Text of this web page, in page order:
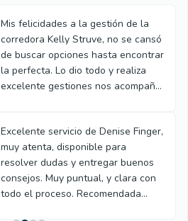
Mis felicidades a la gestión de la
corredora Kelly Struve, no se cansó
de buscar opciones hasta encontrar
la perfecta. Lo dio todo y realiza
excelente gestiones nos acompañó
Excelente servicio de Denise Finger,
muy atenta, disponible para
resolver dudas y entregar buenos
consejos. Muy puntual, y clara con
todo el proceso. Recomendada